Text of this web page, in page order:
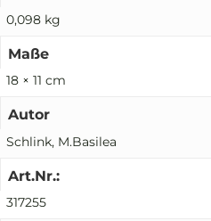
0,098 kg
Maße
18 × 11 cm
Autor
Schlink, M.Basilea
Art.Nr.:
317255